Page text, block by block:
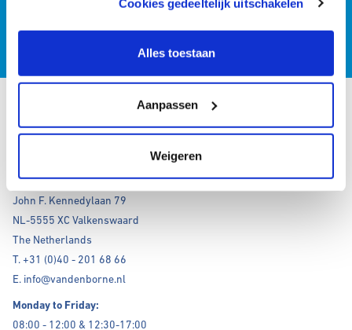
We werken samen met12 derdendie uw gegevens
kunnen ontvangen en verwerken.
Cookies gedeeltelijk uitschakelen
Alles toestaan
Aanpassen
Weigeren
Van den Borne Group and Rutec Group join forces
Van den Borne B.V.
John F. Kennedylaan 79
NL-5555 XC Valkenswaard
The Netherlands
T. +31 (0)40 - 201 68 66
E. info@vandenborne.nl
Monday to Friday:
08:00 - 12:00 & 12:30-17:00